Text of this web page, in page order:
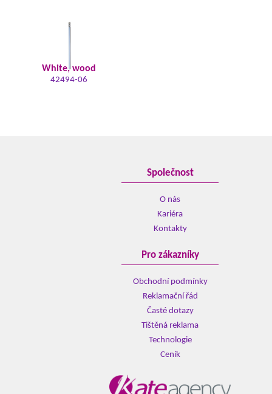
White, wood
42494-06
Společnost
O nás
Kariéra
Kontakty
Pro zákazníky
Obchodní podmínky
Reklamační řád
Časté dotazy
Tištěná reklama
Technologie
Ceník